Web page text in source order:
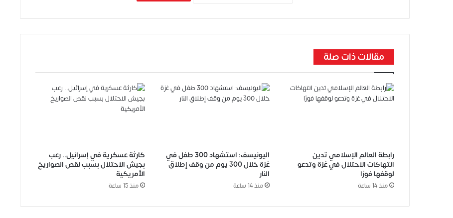
مقالات ذات صلة
رابطة العالم الإسلامي تدين
انتهاكات الاحتلال في غزة وتدعو
لوقفها فورًا
منذ 14 ساعة
اليونيسف: استشهاد 300 طفل في
غزة خلال 300 يوم من وقف إطلاق
النار
منذ 14 ساعة
كارثة عسكرية في إسرائيل.. رعب
بجيش الاحتلال بسبب نقص الصواريخ
الأمريكية
منذ 15 ساعة